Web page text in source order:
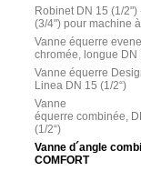
Robinet DN 15 (1/2")
(3/4") pour machine
Vanne équerre
chromée, longue DN
Vanne équerre
Linea DN 15 (1/2“)
Vanne
équerre combinée,
(1/2“)
Vanne d´angle
COMFORT